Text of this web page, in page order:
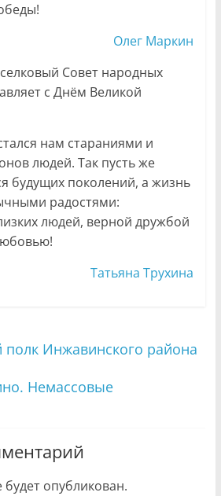
Олег Маркин
Совет народных
с Днём Великой
нам стараниями и
людей. Так пусть же
будущих поколений, а жизнь
радостями:
людей, верной дружбой
Татьяна Трухина
полк Инжавинского района
Немассовые
опубликован.